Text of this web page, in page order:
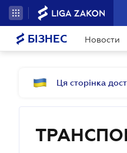
БІЗНЕС Новости
Ця сторінка